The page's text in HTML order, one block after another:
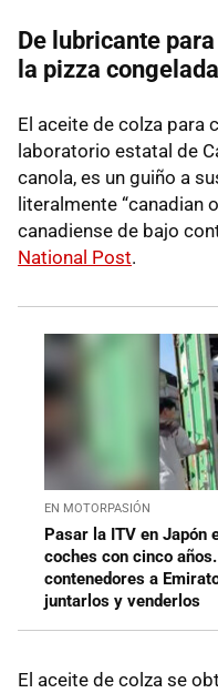
De lubricante
la pizza congelada
El aceite de colza para
laboratorio estatal de
canola, es un guiño a
literalmente “canadian
canadiense de bajo
National Post.
EN MOTORPASIÓN
Pasar la ITV en Japón
coches con cinco
contenedores a
juntarlos y venderlos
El aceite de colza se